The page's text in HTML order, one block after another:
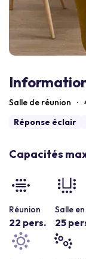
Salle de réunion ·
Réponse éclair
Capacités
Réunion
22 pers.
Salle en
25